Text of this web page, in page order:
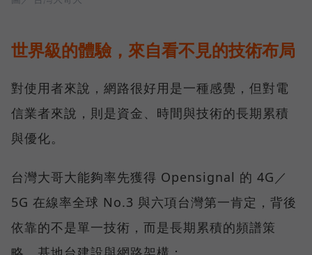
世界級的體驗，來自看不見的技術布局
對使用者來說，網路很好用是一種感覺，但對電
信業者來說，則是資金、時間與技術的長期累積
與優化。
台灣大哥大能夠率先獲得 Opensignal 的 4G／
5G 在線率全球 No.3 與六項台灣第一肯定，背後
依靠的不是單一技術，而是長期累積的頻譜策